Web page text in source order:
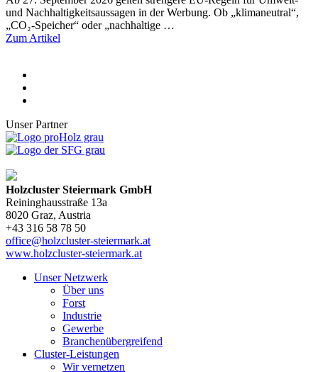
und Nachhaltigkeitsaussagen in der Werbung. Ob „klimaneutral“,
„CO₂-Speicher“ oder „nachhaltige …
Zum Artikel
Unser Partner
Holzcluster Steiermark GmbH
Reininghausstraße 13a
8020 Graz, Austria
+43 316 58 78 50
office@holzcluster-steiermark.at
www.holzcluster-steiermark.at
Unser Netzwerk
Über uns
Forst
Industrie
Gewerbe
Branchenübergreifend
Cluster-Leistungen
Wir vernetzen